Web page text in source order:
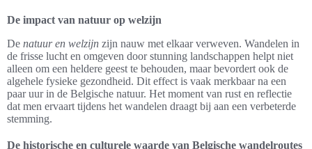
De impact van natuur op welzijn
De natuur en welzijn zijn nauw met elkaar verweven. Wandelen in
de frisse lucht en omgeven door stunning landschappen helpt niet
alleen om een heldere geest te behouden, maar bevordert ook de
algehele fysieke gezondheid. Dit effect is vaak merkbaar na een
paar uur in de Belgische natuur. Het moment van rust en reflectie
dat men ervaart tijdens het wandelen draagt bij aan een verbeterde
stemming.
De historische en culturele waarde van Belgische wandelroutes